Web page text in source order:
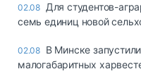
02.08 Для студентов-
семь единиц новой
02.08 В Минске
малогабаритных